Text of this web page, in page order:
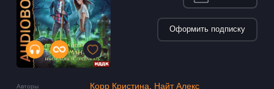
Авторы Корр Кристина Найт Алекс
Оформить подписку